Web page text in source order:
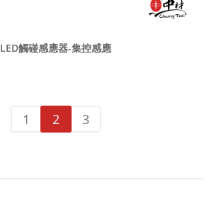
LED觸碰感應器-集控感應
1 2 3